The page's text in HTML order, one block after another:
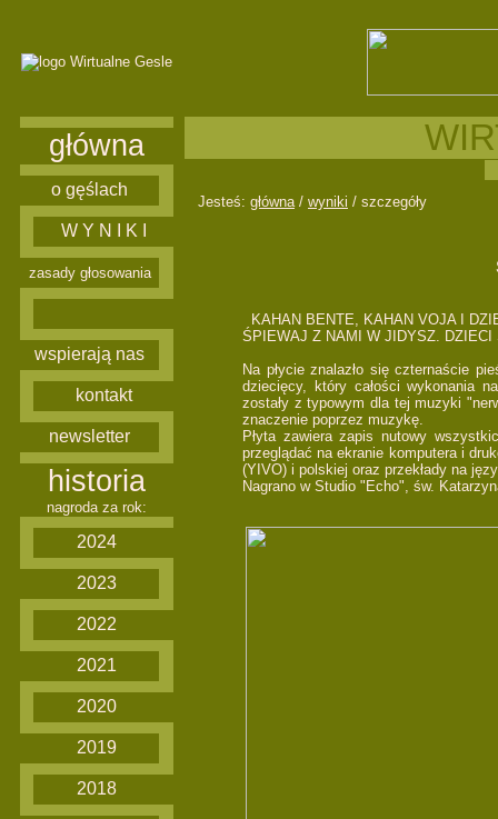
główna
o gęślach
W Y N I K I
zasady głosowania
wspierają nas
kontakt
newsletter
historia
nagroda za rok:
2024
2023
2022
2021
2020
2019
2018
Jesteś: główna/ wyniki / szczegóły
KAHAN BENTE, KAHAN VOJA I
ŚPIEWAJ Z NAMI W JIDYSZ.
Na płycie znalazło się czternaście
dziecięcy, który całości wykonania
zostały z typowym dla tej muzyki
znaczenie poprzez muzykę.
Płyta zawiera zapis nutowy
przeglądać na ekranie komputera i
(YIVO) i polskiej oraz przekłady na
Nagrano w Studio "Echo", św.